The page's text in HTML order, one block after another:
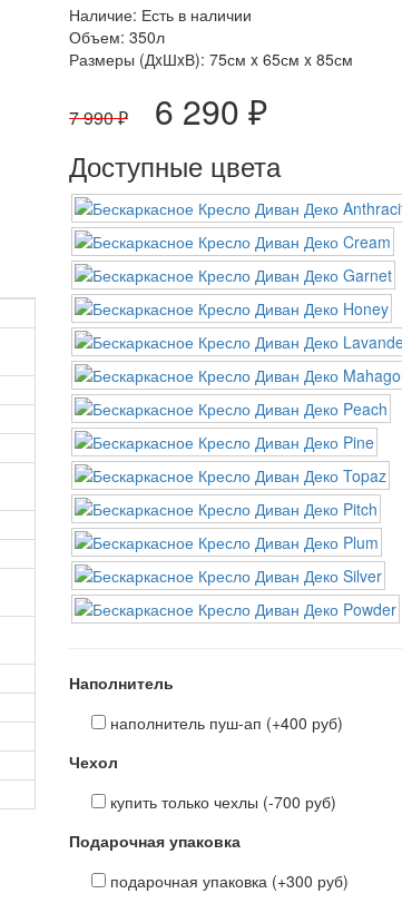
Наличие: Есть в наличии
Объем: 350л
Размеры (ДxШxВ): 75см x 65см x 85см
7 990 ₽ 6 290 ₽
Доступные цвета
Наполнитель
наполнитель пуш-ап (+400 руб)
Чехол
купить только чехлы (-700 руб)
Подарочная упаковка
подарочная упаковка (+300 руб)